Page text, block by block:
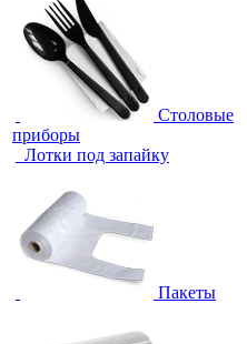
Столовые
приборы
Лотки под запайку
Пакеты